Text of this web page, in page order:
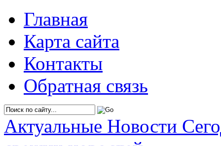
Главная
Карта сайта
Контакты
Обратная связь
Актуальные Новости